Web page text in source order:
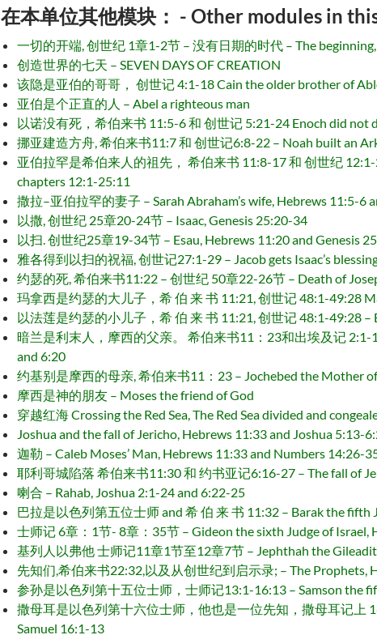
在本单位其他模块： - Other modules in
一切的开端, 创世纪 1章1-2节 – 没有日期的时代 – The
创造世界的七天 – SEVEN DAYS OF CREATION
该隐是亚伯的哥哥， 创世记 4:1-18 Cain the older brother of
亚伯是个正直的人 – Abel a righteous man
以诺没有死，希伯来书 11:5-6 和 创世记 5:21-24 Enoch did not
挪亚建造方舟, 希伯来书11:7 和 创世记6:8-22 – Noah built an
亚伯拉罕是希伯来人的祖先， 希伯来书 11:8-17 和 创世纪
chapters 12:1-25:11
撒拉–亚伯拉罕的妻子 – Sarah Abraham’s wife, Hebrews 11:5-6
以撒, 创世纪 25章20-24节 – Isaac, Genesis 25:20-34
以扫. 创世纪25章19-34节 – Esau, Hebrews 11:20 and Genesis
雅各得到以扫的祝福, 创世记27:1-29 – Jacob gets Isaac’s
约瑟的死, 希伯来书11:22 – 创世纪 50章22-26节 – Death of
玛拿西是约瑟的大儿子，希 伯 来 书 11:21, 创世记 48:1-49:28
以法莲是约瑟的小儿子，希 伯 来 书 11:21, 创世记 48:1-49:28 –
暗兰是利末人，摩西的父亲。 希伯来书11：23和出埃及记 2:1-
and 6:20
约基别是摩西的母亲, 希伯来书11：23 – Jochebed the Mother
摩西是神的朋友 – Moses the friend of God
穿越红海 Crossing the Red Sea, The Red Sea divided and
Joshua and the fall of Jericho, Hebrews 11:33 and Joshua 5:13-
迦勒 – Caleb Moses’ Man, Hebrews 11:33 and Numbers 14:26-
耶利哥城陷落 希伯来书11:30 和 约书亚记6:16-27 – The fall of
喇合 – Rahab, Joshua 2:1-24 and 6:22-25
巴拉是以色列第五位士师 and 希 伯 来 书 11:32 – Barak the fifth
士师记 6章：1节- 8章：35节 – Gideon the sixth Judge of Israel,
基列人以弗他 士师记11章1节至12章7节 – Jephthah the
先知们,希伯来书22:32,以及从创世纪到启示录; – The Prophets,
参孙是以色列第十五位士师，士师记13:1-16:13 – Samson the
撒母耳是以色列第十六位士师，他也是一位先知，撒母耳记上
Samuel 16:1-13